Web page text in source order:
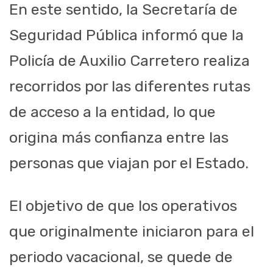
En este sentido, la Secretaría de
Seguridad Pública informó que la
Policía de Auxilio Carretero realiza
recorridos por las diferentes rutas
de acceso a la entidad, lo que
origina más confianza entre las
personas que viajan por el Estado.
El objetivo de que los operativos
que originalmente iniciaron para el
periodo vacacional, se quede de